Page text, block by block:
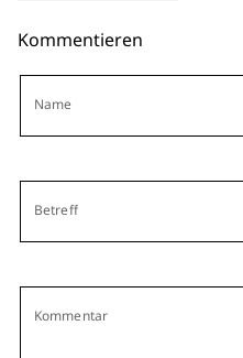
Kommentieren
Name
Betreff
Kommentar